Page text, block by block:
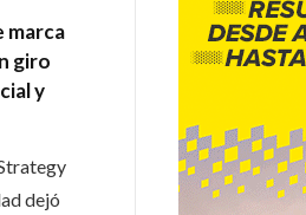
marca
giro
y
dejó